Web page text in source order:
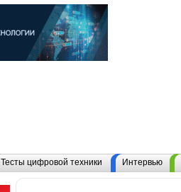
Тесты цифровой техники Интервью